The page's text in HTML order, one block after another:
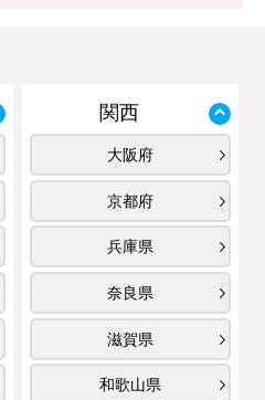
関西
大阪府
京都府
兵庫県
奈良県
滋賀県
和歌山県